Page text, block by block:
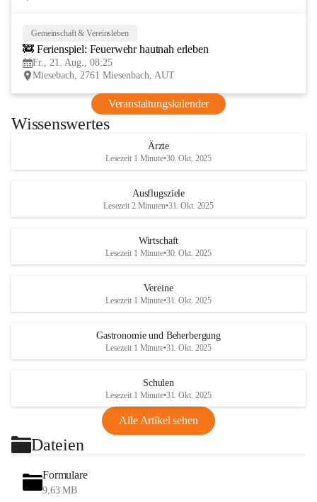
Gemeinschaft & Vereinsleben
🚒 Ferienspiel: Feuerwehr hautnah erleben
Fr., 21. Aug., 08:25
Miesebach, 2761 Miesenbach, AUT
Veranstaltungskalender
Wissenswertes
Ärzte
Lesezeit 1 Minute•30. Okt. 2025
Ausflugsziele
Lesezeit 2 Minuten•31. Okt. 2025
Wirtschaft
Lesezeit 1 Minute•30. Okt. 2025
Vereine
Lesezeit 1 Minute•31. Okt. 2025
Gastronomie und Beherbergung
Lesezeit 1 Minute•31. Okt. 2025
Schulen
Lesezeit 1 Minute•31. Okt. 2025
Alle Artikel sehen
Dateien
Formulare
9,63 MB